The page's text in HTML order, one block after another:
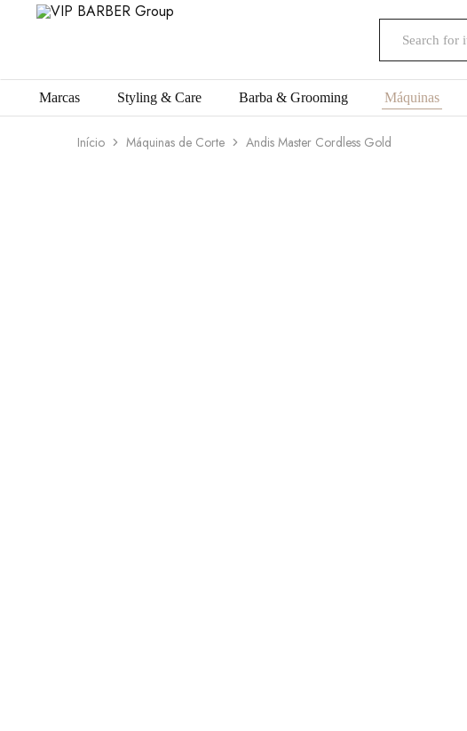
Marcas Styling & Care Barba & Grooming Máquinas
Início Máquinas de Corte Andis Master Cordless Gold